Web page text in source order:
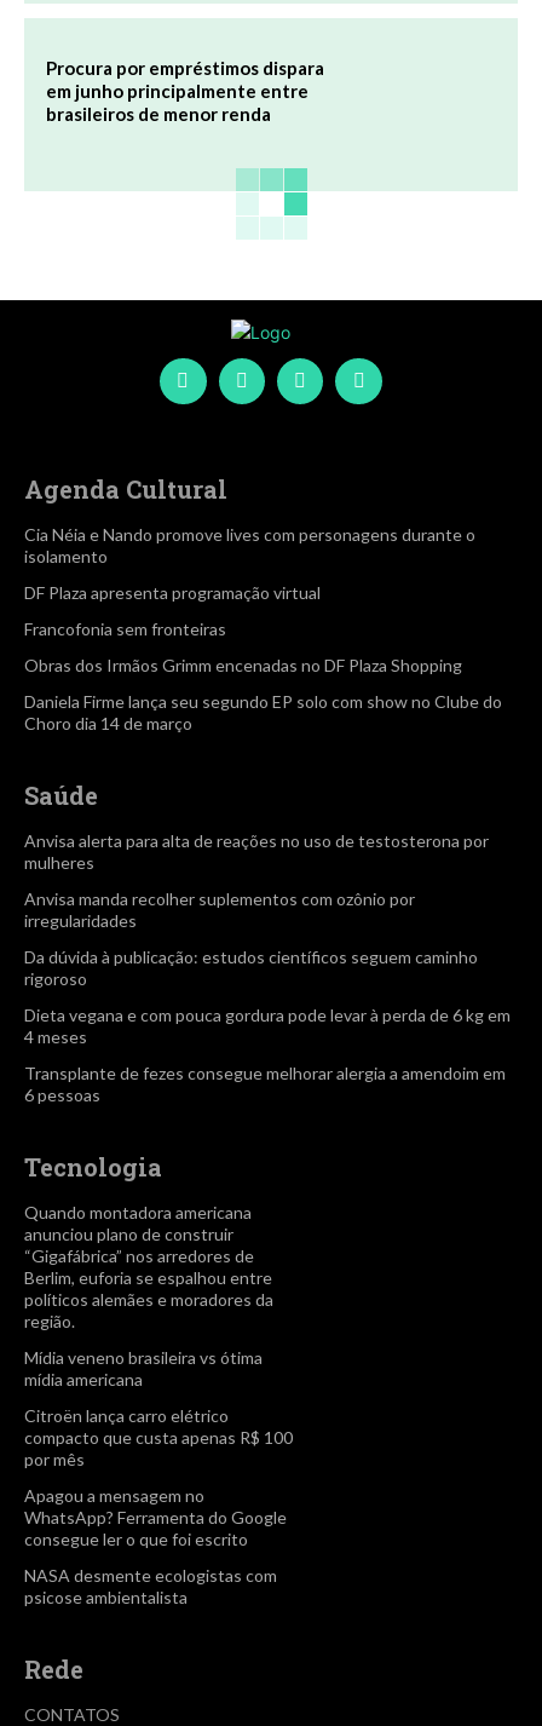
Procura por empréstimos dispara
em junho principalmente entre
brasileiros de menor renda
Agenda Cultural
Cia Néia e Nando promove lives com personagens durante o
isolamento
DF Plaza apresenta programação virtual
Francofonia sem fronteiras
Obras dos Irmãos Grimm encenadas no DF Plaza Shopping
Daniela Firme lança seu segundo EP solo com show no Clube do
Choro dia 14 de março
Saúde
Anvisa alerta para alta de reações no uso de testosterona por
mulheres
Anvisa manda recolher suplementos com ozônio por
irregularidades
Da dúvida à publicação: estudos científicos seguem caminho
rigoroso
Dieta vegana e com pouca gordura pode levar à perda de 6 kg em
4 meses
Transplante de fezes consegue melhorar alergia a amendoim em
6 pessoas
Tecnologia
Quando montadora americana
anunciou plano de construir
“Gigafábrica” nos arredores de
Berlim, euforia se espalhou entre
políticos alemães e moradores da
região.
Mídia veneno brasileira vs ótima
mídia americana
Citroën lança carro elétrico
compacto que custa apenas R$ 100
por mês
Apagou a mensagem no
WhatsApp? Ferramenta do Google
consegue ler o que foi escrito
NASA desmente ecologistas com
psicose ambientalista
Rede
CONTATOS